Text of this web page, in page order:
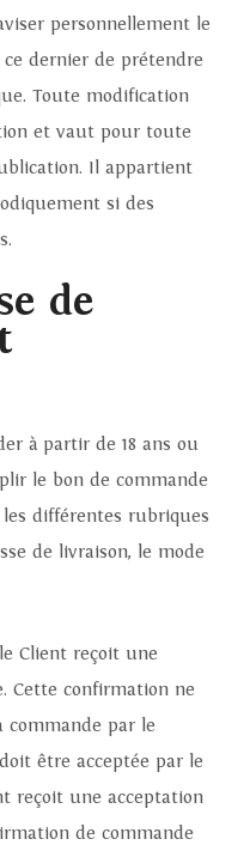
personnellement le
dernier de prétendre
Toute modification
et vaut pour toute
Il appartient
si des
de
à partir de 18 ans ou
le bon de commande
différentes rubriques
de livraison, le mode
Client reçoit une
Cette confirmation ne
commande par le
être acceptée par le
reçoit une acceptation
de commande